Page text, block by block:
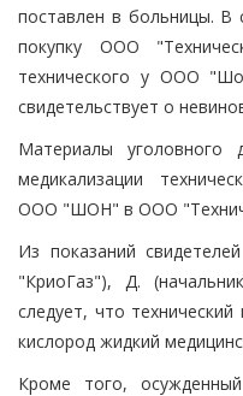
поставлен в больницы. В
покупку ООО
технического у ООО
свидетельствует о
Материалы
медикализации
ООО "ШОН" в ООО
Из показаний
"КриоГаз"), Д.
следует, что
кислород жидкий
Кроме того,